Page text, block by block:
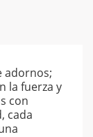
adornos;
la fuerza y
con
cada